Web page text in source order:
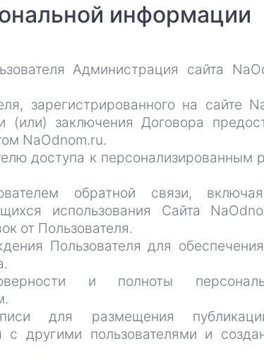
информации
Администрация сайта
зарегистрированного на сайте
(или) заключения Договора
NaOdnom.ru.
доступа к персонализированным
обратной связи,
использования Сайта
от Пользователя.
Пользователя для
и полноты
для размещения
с другими пользователями и